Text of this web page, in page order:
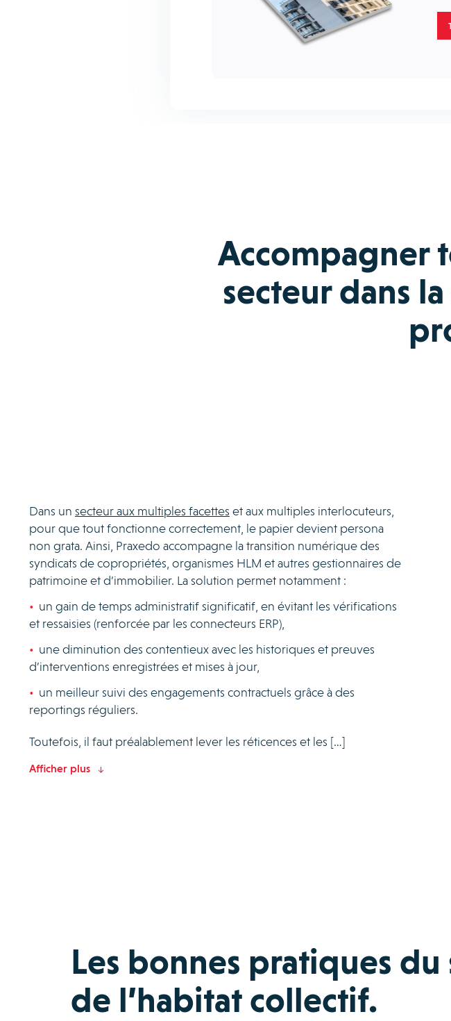
Accompagner
secteur dans
Dans un secteur aux multiples facettes et aux multiples interlocuteurs,
pour que tout fonctionne correctement, le papier devient persona
non grata. Ainsi, Praxedo accompagne la transition numérique des
syndicats de copropriétés, organismes HLM et autres gestionnaires de
patrimoine et d’immobilier. La solution permet notamment :
un gain de temps administratif significatif, en évitant les vérifications
et ressaisies (renforcée par les connecteurs ERP),
une diminution des contentieux avec les historiques et preuves
d’interventions enregistrées et mises à jour,
un meilleur suivi des engagements contractuels grâce à des
reportings réguliers.
Toutefois, il faut préalablement lever les réticences et les […]
Afficher plus
Les bonnes pratiques
de l’habitat collectif.